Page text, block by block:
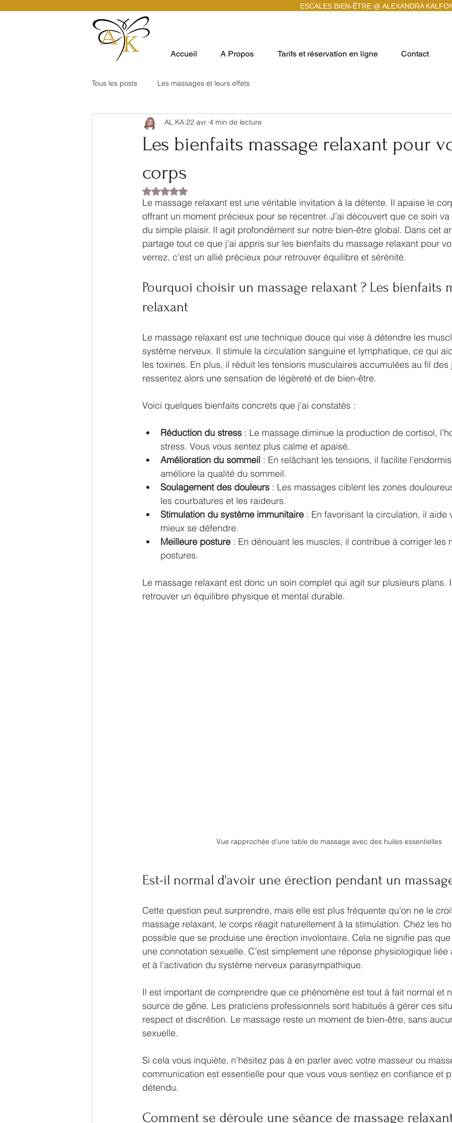
ESCALES BIEN-ÊTRE @ ALEXANDRA
Accueil A Propos Tarifs et réservation en ligne Contact
Tous les posts Les massages et leurs effets
Les bienfaits massage relaxant pour
corps
AL KA 22 avr. 4 min de lecture
Noté NaN étoiles sur 5.
Le massage relaxant est une véritable invitation à la détente. Il apaise le
offrant un moment précieux pour se recentrer. J’ai découvert que ce soin
du simple plaisir. Il agit profondément sur notre bien-être global. Dans cet
partage tout ce que j’ai appris sur les bienfaits du massage relaxant pour
verrez, c’est un allié précieux pour retrouver équilibre et sérénité.
Pourquoi choisir un massage relaxant ? Les bienfaits
relaxant
Le massage relaxant est une technique douce qui vise à détendre les
système nerveux. Il stimule la circulation sanguine et lymphatique, ce qui
les toxines. En plus, il réduit les tensions musculaires accumulées au fil
ressentez alors une sensation de légèreté et de bien-être.
Voici quelques bienfaits concrets que j’ai constatés :
Réduction du stress : Le massage diminue la production de cortisol,
stress. Vous vous sentez plus calme et apaisé.
Amélioration du sommeil : En relâchant les tensions, il facilite
améliore la qualité du sommeil.
Soulagement des douleurs : Les massages ciblent les zones
les courbatures et les raideurs.
Stimulation du système immunitaire : En favorisant la circulation, il
mieux se défendre.
Meilleure posture : En dénouant les muscles, il contribue à corriger les
postures.
Le massage relaxant est donc un soin complet qui agit sur plusieurs plans.
retrouver un équilibre physique et mental durable.
Vue rapprochée d'une table de massage avec des huiles essentielles
Est-il normal d'avoir une érection pendant un
Cette question peut surprendre, mais elle est plus fréquente qu’on ne le
massage relaxant, le corps réagit naturellement à la stimulation. Chez les
possible que se produise une érection involontaire. Cela ne signifie pas
une connotation sexuelle. C’est simplement une réponse physiologique
et à l’activation du système nerveux parasympathique.
Il est important de comprendre que ce phénomène est tout à fait normal et
source de gêne. Les praticiens professionnels sont habitués à gérer ces
respect et discrétion. Le massage reste un moment de bien-être, sans
sexuelle.
Si cela vous inquiète, n’hésitez pas à en parler avec votre masseur ou
communication est essentielle pour que vous vous sentiez en confiance et
détendu.
Comment se déroule une séance de massage